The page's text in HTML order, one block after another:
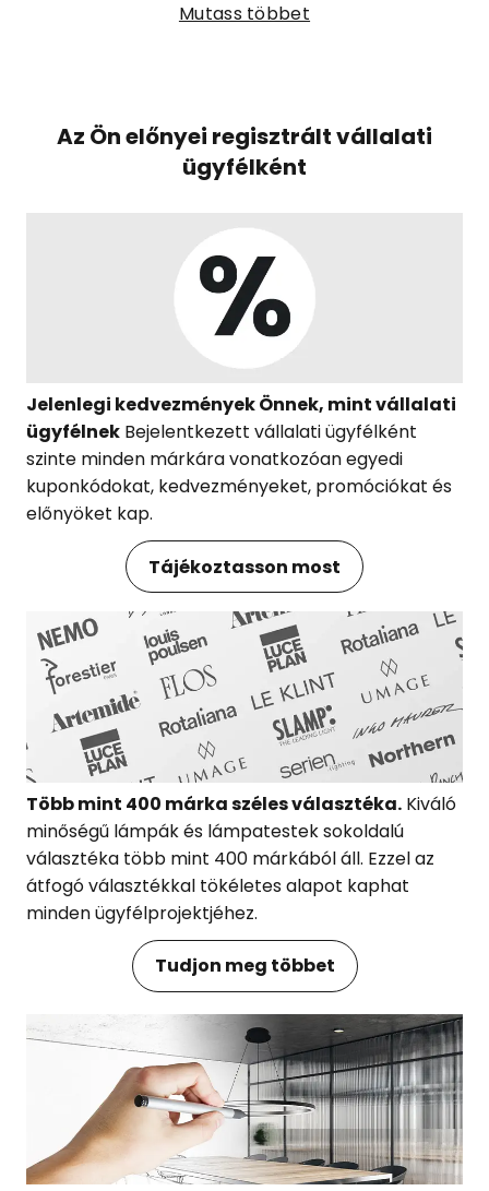
Mutass többet
Az Ön előnyei regisztrált vállalati
ügyfélként
Jelenlegi kedvezmények Önnek, mint vállalati
ügyfélnek Bejelentkezett vállalati ügyfélként
szinte minden márkára vonatkozóan egyedi
kuponkódokat, kedvezményeket, promóciókat és
előnyöket kap.
Tájékoztasson most
Több mint 400 márka széles választéka. Kiváló
minőségű lámpák és lámpatestek sokoldalú
választéka több mint 400 márkából áll. Ezzel az
átfogó választékkal tökéletes alapot kaphat
minden ügyfélprojektjéhez.
Tudjon meg többet